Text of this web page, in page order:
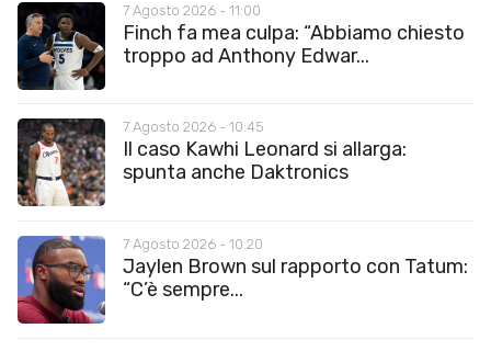
7 Agosto 2026 - 11:00
Finch fa mea culpa: “Abbiamo chiesto
troppo ad Anthony Edwar...
7 Agosto 2026 - 10:45
Il caso Kawhi Leonard si allarga:
spunta anche Daktronics
7 Agosto 2026 - 10:20
Jaylen Brown sul rapporto con Tatum:
“C’è sempre...